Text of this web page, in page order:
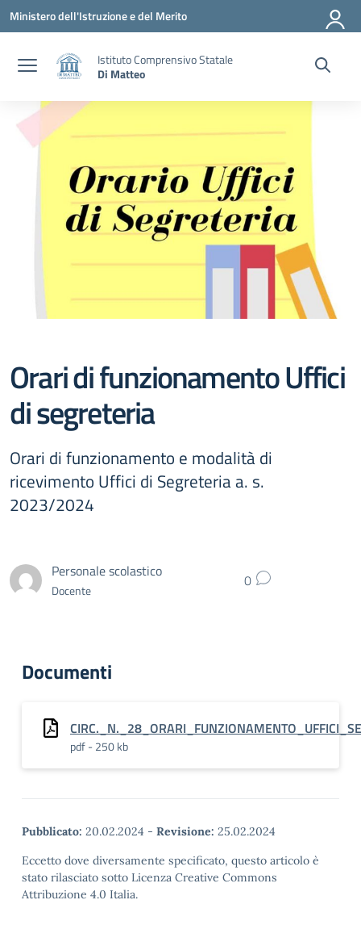
Vai ai contenuti
Vai al menu di navigazione
Vai al footer
Ministero dell'Istruzione e del Merito
Istituto Comprensivo Statale
Di Matteo
Orari di funzionamento Uffici
di segreteria
Orari di funzionamento e modalità di
ricevimento Uffici di Segreteria a. s.
2023/2024
Personale scolastico
Docente 0
Documenti
pdf - 250 kb
Pubblicato: 20.02.2024 - Revisione: 25.02.2024
Eccetto dove diversamente specificato, questo articolo è
stato rilasciato sotto Licenza Creative Commons
Attribuzione 4.0 Italia.